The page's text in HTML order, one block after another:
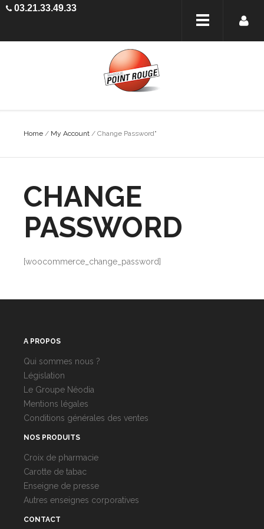
03.21.33.49.33
Home / My Account / Change Password"
CHANGE
PASSWORD
[woocommerce_change_password]
A PROPOS
Qui sommes nous ?
Législation
Le Groupe Néodia
Mentions légales
Conditions générales des ventes
NOS PRODUITS
Croix de pharmacie
Carotte de tabac
Enseigne de presse
Autres enseignes corporatives
CONTACT